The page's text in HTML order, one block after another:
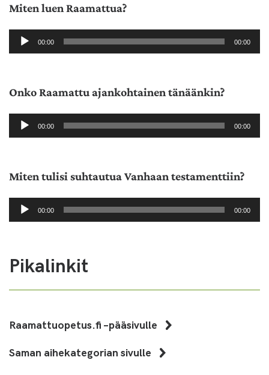
Miten luen Raamattua?
Äänitoistin00:00 00:00
Onko Raamattu ajankohtainen tänäänkin?
Äänitoistin00:00 00:00
Miten tulisi suhtautua Vanhaan testamenttiin?
Äänitoistin00:00 00:00
Pikalinkit
Raamattuopetus.fi –pääsivulle
Saman aihekategorian sivulle